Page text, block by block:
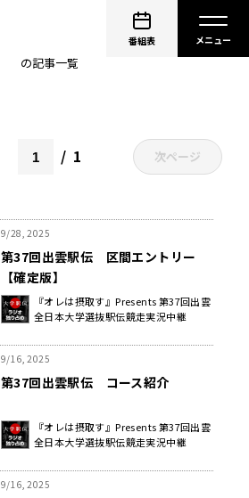
番組表
の記事一覧
1 次ページ
9/28, 2025
第37回出雲駅伝 区間エントリー
【確定版】
『オレは摂取す』Presents 第37回出雲
全日本大学選抜駅伝競走実況中継
9/16, 2025
第37回出雲駅伝 コース紹介
『オレは摂取す』Presents 第37回出雲
全日本大学選抜駅伝競走実況中継
9/16, 2025